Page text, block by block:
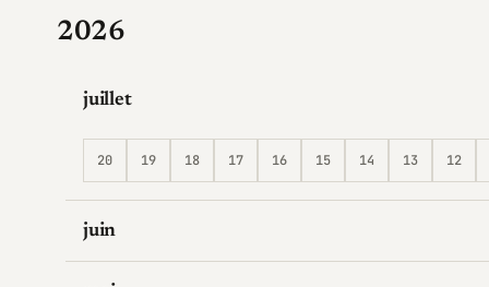
2026
juillet
20 19 18 17 16 15 14 13 12
juin